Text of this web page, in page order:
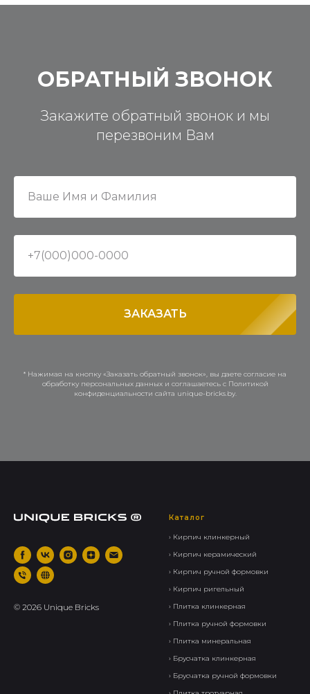
ОБРАТНЫЙ ЗВОНОК
Закажите обратный звонок и мы
перезвоним Вам
ЗАКАЗАТЬ
* Нажимая на кнопку «Заказать обратный звонок», вы даете согласие на
обработку персональных данных и соглашаетесь c Политикой
конфиденциальности сайта unique-bricks.by.
© 2026 Unique Bricks
Каталог
› Кирпич клинкерный
› Кирпич керамический
› Кирпич ручной формовки
› Кирпич ригельный
› Плитка клинкерная
› Плитка ручной формовки
› Плитка минеральная
› Брусчатка клинкерная
› Брусчатка ручной формовки